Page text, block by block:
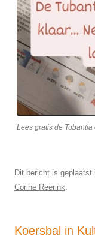
Lees gratis de
Dit bericht is geplaatst
Corine Reerink
Koersbal in